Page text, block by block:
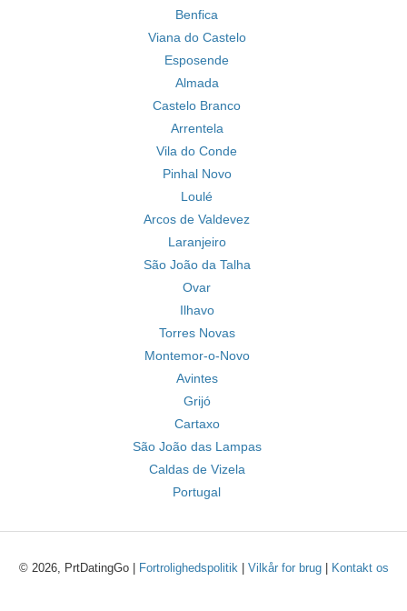
Benfica
Viana do Castelo
Esposende
Almada
Castelo Branco
Arrentela
Vila do Conde
Pinhal Novo
Loulé
Arcos de Valdevez
Laranjeiro
São João da Talha
Ovar
Ilhavo
Torres Novas
Montemor-o-Novo
Avintes
Grijó
Cartaxo
São João das Lampas
Caldas de Vizela
Portugal
© 2026, PrtDatingGo | Fortrolighedspolitik| Vilkår for brug| Kontakt os